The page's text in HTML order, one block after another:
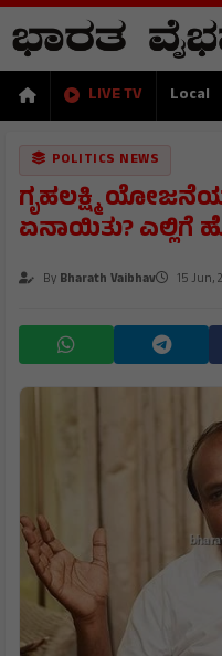
LIVE TV Local
POLITICS NEWS
ಗೃಹಲಕ್ಷ್ಮಿ
ಏನಾಯಿತು? ಎಲ್ಲಿಗೆ
By Bharath Vaibhav 15 Jun,